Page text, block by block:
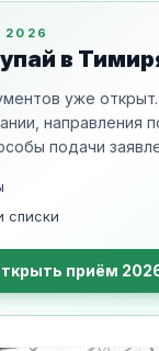
в
уже
направления
подачи
списки
приём